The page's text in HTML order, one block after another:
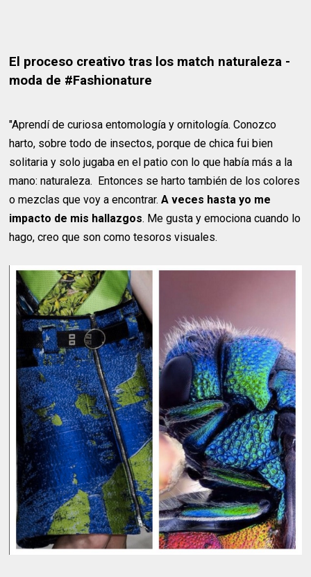
El proceso creativo tras los match naturaleza -
moda de #Fashionature
"Aprendí de curiosa entomología y ornitología. Conozco
harto, sobre todo de insectos, porque de chica fui bien
solitaria y solo jugaba en el patio con lo que había más a la
mano: naturaleza. Entonces se harto también de los colores
o mezclas que voy a encontrar.A veces hasta yo me
impacto de mis hallazgos. Me gusta y emociona cuando lo
hago, creo que son como tesoros visuales.